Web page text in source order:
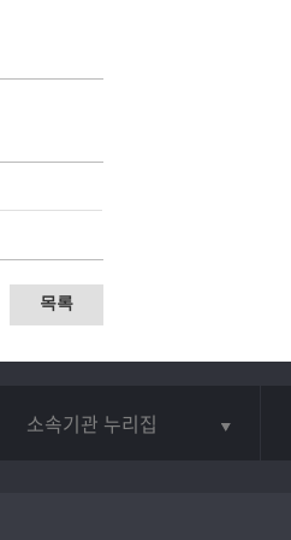
목록
소속기관 누리집